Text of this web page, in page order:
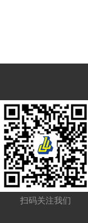
扫码关注我们